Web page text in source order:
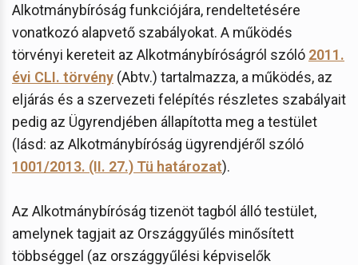
Alkotmánybíróság funkciójára, rendeltetésére
vonatkozó alapvető szabályokat. A működés
törvényi kereteit az Alkotmánybíróságról szóló 2011.
évi CLI. törvény (Abtv.) tartalmazza, a működés, az
eljárás és a szervezeti felépítés részletes szabályait
pedig az Ügyrendjében állapította meg a testület
(lásd: az Alkotmánybíróság ügyrendjéről szóló
1001/2013. (II. 27.) Tü határozat).
Az Alkotmánybíróság tizenöt tagból álló testület,
amelynek tagjait az Országgyűlés minősített
többséggel (az országgyűlési képviselők